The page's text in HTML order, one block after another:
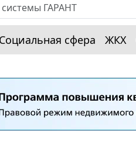
Социальная сфера ЖКХ